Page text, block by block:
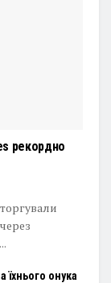
рекордно
їхнього онука